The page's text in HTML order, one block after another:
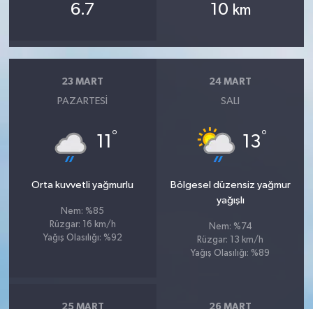
6.7 10 km
23 MART
PAZARTESI
11 °
Orta kuvvetli yağmurlu
Nem: %85
Rüzgar: 16 km/h
Yağış Olasılığı: %92
24 MART
SALI
13°
Bölgesel düzensiz yağmur
yağışlı
Nem: %74
Rüzgar: 13 km/h
Yağış Olasılığı: %89
25 MART 26 MART